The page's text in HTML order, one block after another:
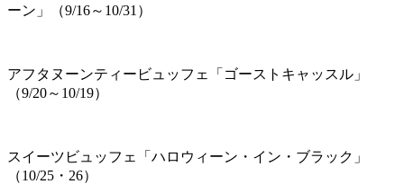
ーン」（9/16～10/31）
アフタヌーンティービュッフェ「ゴーストキャッスル」
（9/20～10/19）
スイーツビュッフェ「ハロウィーン・イン・ブラック」
（10/25・26）